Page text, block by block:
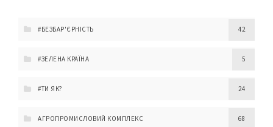
#БЕЗБАР'ЄРНІСТЬ 42
#ЗЕЛЕНА КРАЇНА 5
#ТИ ЯК? 24
АГРОПРОМИСЛОВИЙ КОМПЛЕКС 68